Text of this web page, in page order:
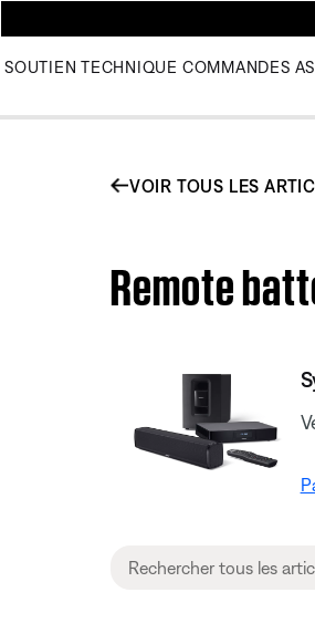
SOUTIEN TECHNIQUE COMMANDES
VOIR TOUS LES
Remote